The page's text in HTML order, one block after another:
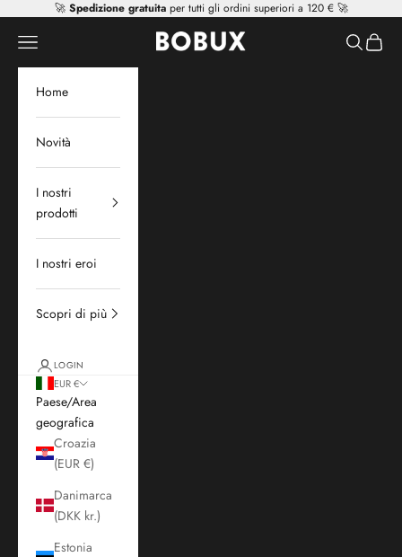
Vai al contenuto
🚀 Spedizione gratuitaper tutti gli ordini superiori a 120 € 🚀
Mr Tiggle - Distributor
Apri il menu di navigazione Mostra il
Home
Novità
I nostri
prodotti
I nostri eroi
Scopri di più
LOGIN
EUR €
Paese/Area
geografica
Croazia
(EUR €)
Danimarca
(DKK kr.)
Estonia